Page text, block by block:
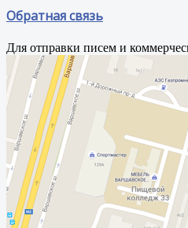
Обратная связь
Для отправки писем и